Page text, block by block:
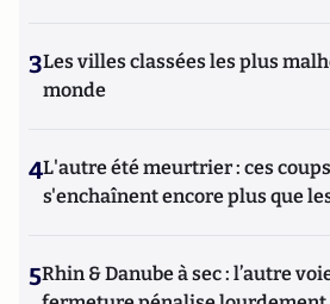
3Les villes classées les plus
monde
4L'autre été meurtrier : ces
s'enchaînent encore plus que
5Rhin & Danube à sec : l’autre